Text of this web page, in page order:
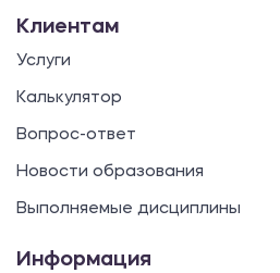
Клиентам
Услуги
Калькулятор
Вопрос-ответ
Новости образования
Выполняемые дисциплины
Информация